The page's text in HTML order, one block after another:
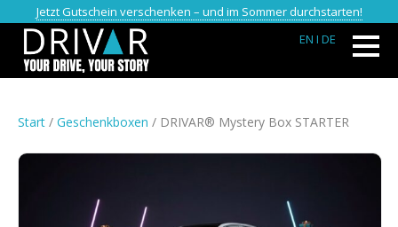
Jetzt Gutschein verschenken – und im Sommer durchstarten!
EN I DE
Start / Geschenkboxen / DRIVAR® Mystery Box STARTER